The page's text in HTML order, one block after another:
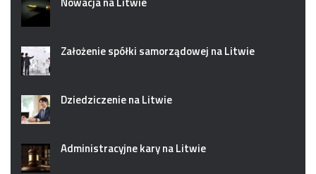
Założenie spółki samorządowej na Litwie
Dziedziczenie na Litwie
Administracyjne kary na Litwie